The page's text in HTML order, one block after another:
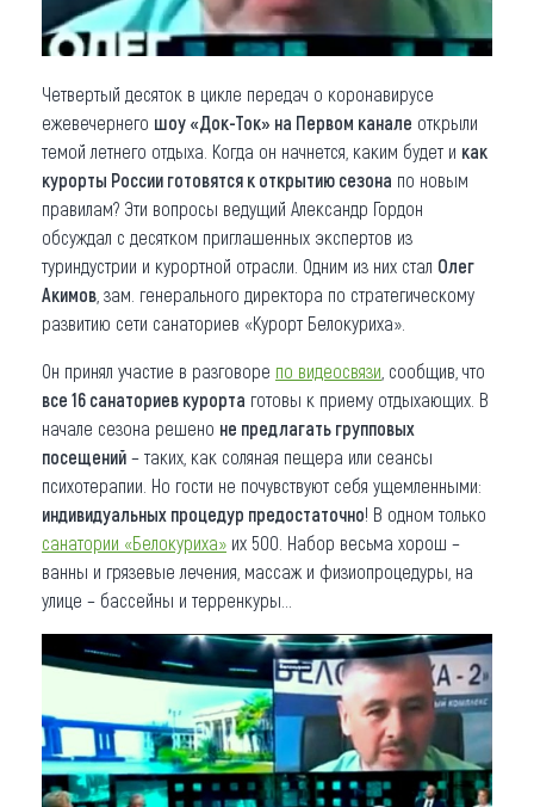
Четвертый десяток в цикле передач о коронавирусе
ежевечернего шоу «Док-Ток» на Первом канале открыли
темой летнего отдыха. Когда он начнется, каким будет и как
курорты России готовятся к открытию сезона по новым
правилам? Эти вопросы ведущий Александр Гордон
обсуждал с десятком приглашенных экспертов из
туриндустрии и курортной отрасли. Одним из них стал Олег
Акимов , зам. генерального директора по стратегическому
развитию сети санаториев «Курорт Белокуриха».
Он принял участие в разговоре по видеосвязи , сообщив, что
все 16 санаториев курорта готовы к приему отдыхающих. В
начале сезона решено не предлагать групповых
посещений – таких, как соляная пещера или сеансы
психотерапии. Но гости не почувствуют себя ущемленными:
индивидуальных процедур предостаточно! В одном только
санатории «Белокуриха» их 500. Набор весьма хорош –
ванны и грязевые лечения, массаж и физиопроцедуры, на
улице – бассейны и терренкуры...